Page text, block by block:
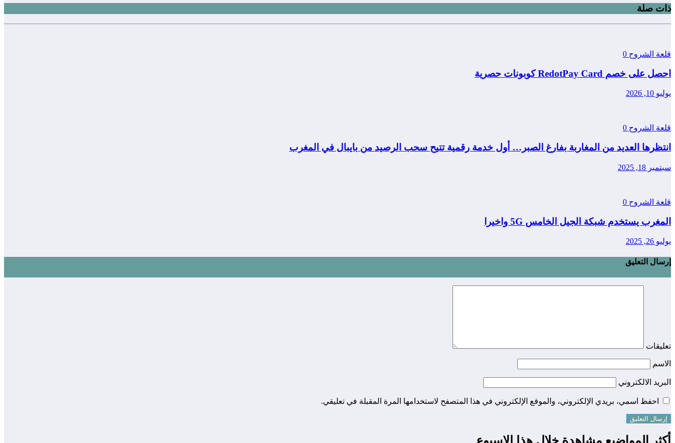
ذات صلة
قلعة الشروح 0
احصل على خصم RedotPay Card كوبونات حصرية
يوليو 10, 2026
قلعة الشروح 0
انتظرها العديد من المغاربة بفارغ الصبر… أول خدمة رقمية تتيح سحب الرصيد من بايبال في المغرب
سبتمبر 18, 2025
قلعة الشروح 0
المغرب يستخدم شبكة الجيل الخامس 5G واخيرا
يوليو 26, 2025
إرسال التعليق
تعليقات
الاسم
البريد الالكتروني
احفظ اسمي، بريدي الإلكتروني، والموقع الإلكتروني في هذا المتصفح لاستخدامها المرة المقبلة في تعليقي.
أكثر المواضيع مشاهدة خلال هذا الاسبوع